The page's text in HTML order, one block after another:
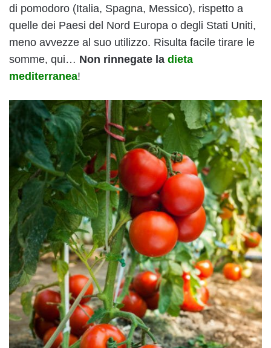
di pomodoro (Italia, Spagna, Messico), rispetto a
quelle dei Paesi del Nord Europa o degli Stati Uniti,
meno avvezze al suo utilizzo. Risulta facile tirare le
somme, qui… Non rinnegate la dieta
mediterranea!